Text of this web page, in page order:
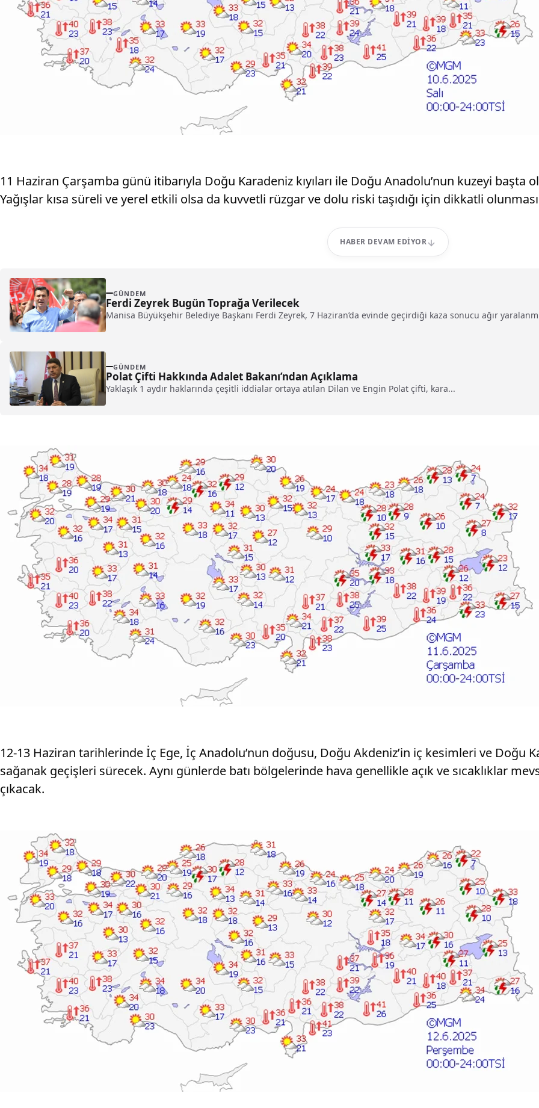
11 Haziran Çarşamba günü itibarıyla Doğu Karadeniz kıyıları ile Doğu Anadolu’nun kuzeyi başta
Yağışlar kısa süreli ve yerel etkili olsa da kuvvetli rüzgar ve dolu riski taşıdığı için dikkatli
HABER DEVAM EDIYOR
GÜNDEM
Ferdi Zeyrek Bugün Toprağa Verilecek
Manisa Büyükşehir Belediye Başkanı Ferdi Zeyrek, 7 Haziran’da evinde geçirdiği kaza sonucu ağır
GÜNDEM
Polat Çifti Hakkında Adalet Bakanı’ndan Açıklama
Yaklaşık 1 aydır haklarında çeşitli iddialar ortaya atılan Dilan ve Engin Polat çifti, kara...
12-13 Haziran tarihlerinde İç Ege, İç Anadolu’nun doğusu, Doğu Akdeniz’in iç kesimleri ve Doğu
sağanak geçişleri sürecek. Aynı günlerde batı bölgelerinde hava genellikle açık ve sıcaklıklar
çıkacak.